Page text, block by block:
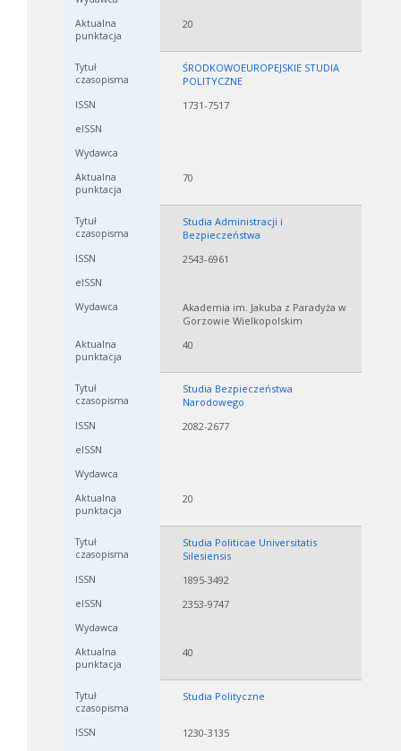
20
ŚRODKOWOEUROPEJSKIE STUDIA
POLITYCZNE
1731-7517
70
Studia Administracji i
Bezpieczeństwa
2543-6961
Akademia im. Jakuba z Paradyża w
Gorzowie Wielkopolskim
40
Studia Bezpieczeństwa
Narodowego
2082-2677
20
Studia Politicae Universitatis
Silesiensis
1895-3492
2353-9747
40
Studia Polityczne
1230-3135